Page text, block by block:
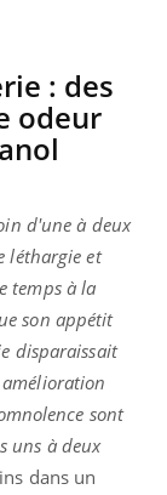
: des
odeur
d'une à deux
léthargie et
temps à la
son appétit
disparaissait
amélioration
sont
uns à deux
dans un